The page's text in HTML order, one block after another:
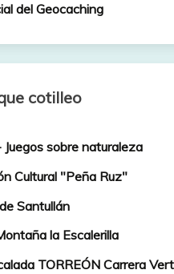
del Geocaching
cotilleo
Juegos sobre naturaleza
Cultural "Peña Ruz"
Santullán
la Escalerilla
TORREÓN Carrera